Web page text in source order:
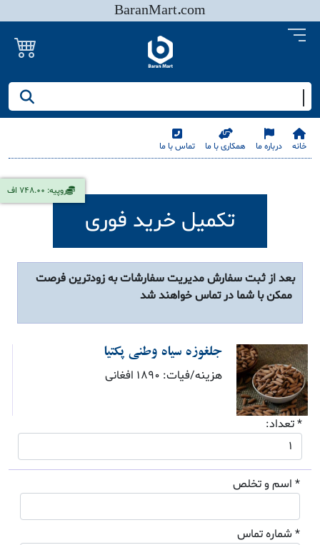
BaranMart.com
خانه درباره ما همکاری با ما تماس با ما
روپیه: 748.00 اف
تکمیل خرید فوری
بعد از ثبت سفارش مدیریت سفارشات به زودترین فرصت
ممکن با شما در تماس خواهند شد
جلغوزه سیاه وطنی پکتیا
هزینه/فیات: 1890 افغانی
* تعداد:
* اسم و تخلص
* شماره تماس